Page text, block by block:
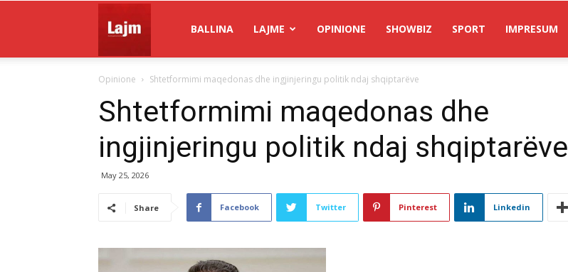
Lajm
BALLINA LAJME OPINIONE SHOWBIZ SPORT IMPRESUM
Opinione Shtetformimi maqedonas dhe ingjinjeringu politik ndaj shqiptarëve
Shtetformimi maqedonas dhe
ingjinjeringu politik ndaj shqiptarëve
May 25, 2026
Share Facebook Twitter Pinterest Linkedin